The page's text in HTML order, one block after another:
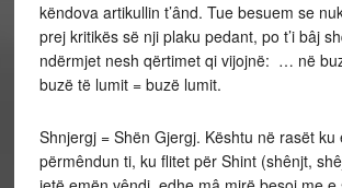
këndova artikullin t’ând. Tue besuem se
prej kritikës së nji plaku pedant, po t’i bâj
ndërmjet nesh qërtimet qi vijojnë: … në
buzë të lumit = buzë lumit.
Shnjergj = Shën Gjergj. Kështu në rasët ku
përmêndun ti, ku flitet për Shint (shênjt,